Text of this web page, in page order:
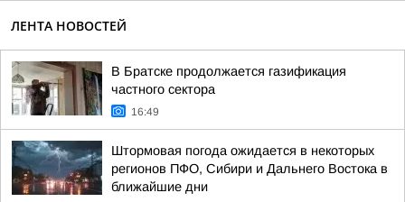
ЛЕНТА НОВОСТЕЙ
В Братске продолжается газификация
частного сектора
16:49
Штормовая погода ожидается в некоторых
регионов ПФО, Сибири и Дальнего Востока в
ближайшие дни